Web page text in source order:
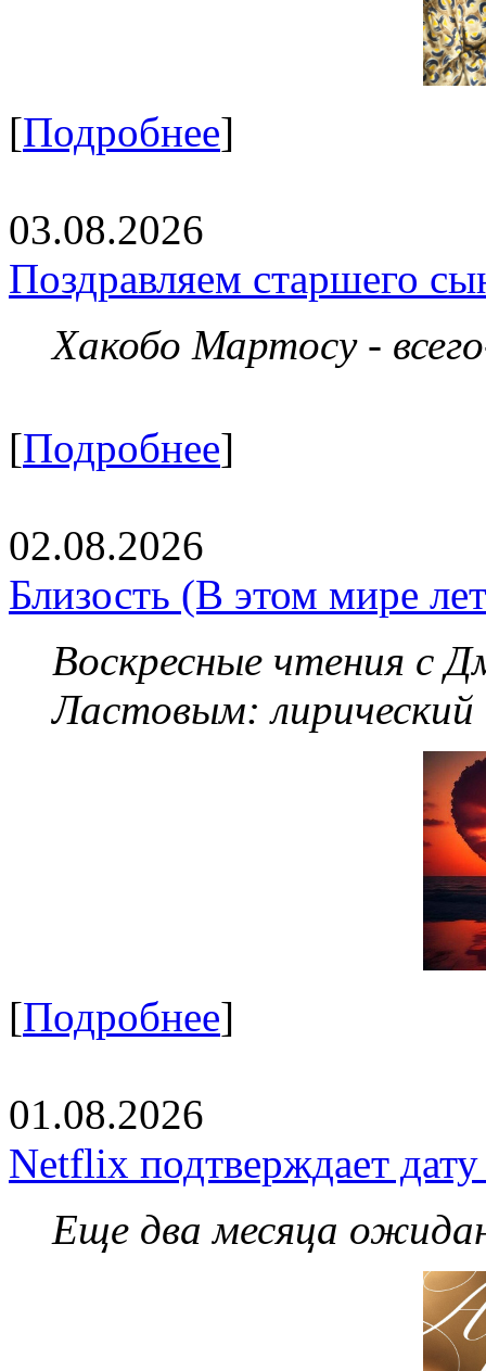
[Подробнее]
03.08.2026
Поздравляем старшего
Хакобо Мартосу -
[Подробнее]
02.08.2026
Близость (В этом мире
Воскресные чтения с
Ластовым:
[Подробнее]
01.08.2026
Netflix подтверждает
Еще два месяца